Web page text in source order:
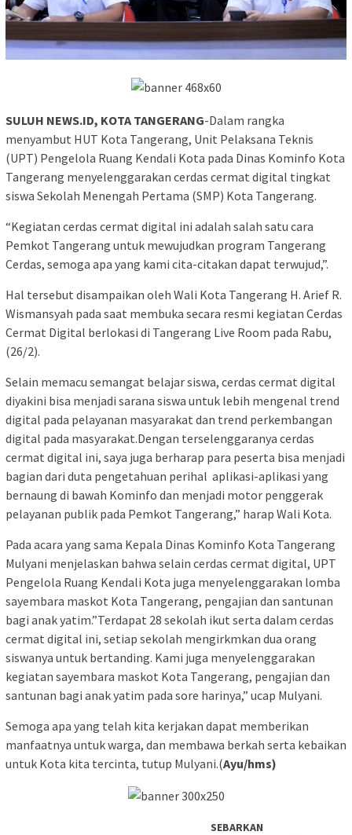
SULUH NEWS.ID, KOTA TANGERANG-Dalam rangka
menyambut HUT Kota Tangerang, Unit Pelaksana Teknis
(UPT) Pengelola Ruang Kendali Kota pada Dinas Kominfo Kota
Tangerang menyelenggarakan cerdas cermat digital tingkat
siswa Sekolah Menengah Pertama (SMP) Kota Tangerang.
“Kegiatan cerdas cermat digital ini adalah salah satu cara
Pemkot Tangerang untuk mewujudkan program Tangerang
Cerdas, semoga apa yang kami cita-citakan dapat terwujud,”.
Hal tersebut disampaikan oleh Wali Kota Tangerang H. Arief R.
Wismansyah pada saat membuka secara resmi kegiatan Cerdas
Cermat Digital berlokasi di Tangerang Live Room pada Rabu,
(26/2).
Selain memacu semangat belajar siswa, cerdas cermat digital
diyakini bisa menjadi sarana siswa untuk lebih mengenal trend
digital pada pelayanan masyarakat dan trend perkembangan
digital pada masyarakat.Dengan terselenggaranya cerdas
cermat digital ini, saya juga berharap para peserta bisa menjadi
bagian dari duta pengetahuan perihal aplikasi-aplikasi yang
bernaung di bawah Kominfo dan menjadi motor penggerak
pelayanan publik pada Pemkot Tangerang,” harap Wali Kota.
Pada acara yang sama Kepala Dinas Kominfo Kota Tangerang
Mulyani menjelaskan bahwa selain cerdas cermat digital, UPT
Pengelola Ruang Kendali Kota juga menyelenggarakan lomba
sayembara maskot Kota Tangerang, pengajian dan santunan
bagi anak yatim.”Terdapat 28 sekolah ikut serta dalam cerdas
cermat digital ini, setiap sekolah mengirkmkan dua orang
siswanya untuk bertanding. Kami juga menyelenggarakan
kegiatan sayembara maskot Kota Tangerang, pengajian dan
santunan bagi anak yatim pada sore harinya,” ucap Mulyani.
Semoga apa yang telah kita kerjakan dapat memberikan
manfaatnya untuk warga, dan membawa berkah serta kebaikan
untuk Kota kita tercinta, tutup Mulyani.(Ayu/hms)
SEBARKAN